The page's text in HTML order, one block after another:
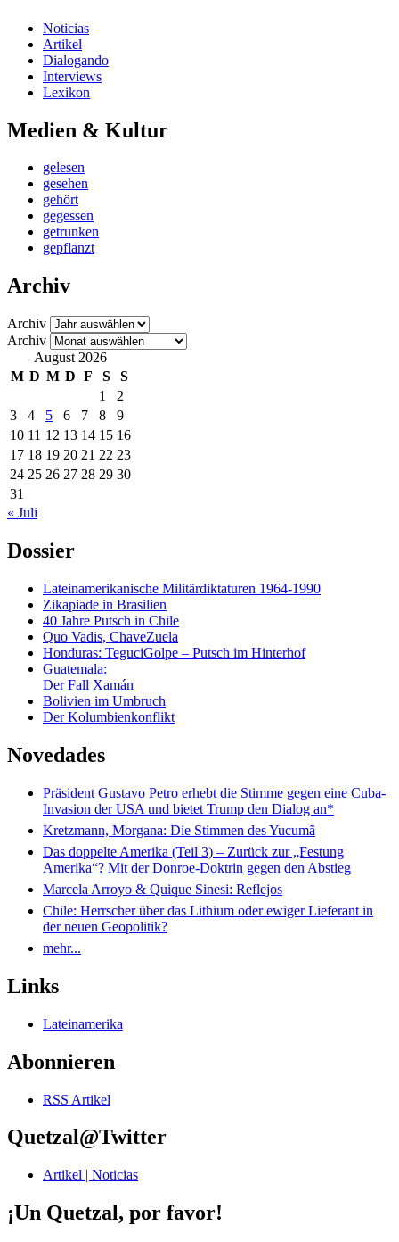
Noticias
Artikel
Dialogando
Interviews
Lexikon
Medien & Kultur
gelesen
gesehen
gehört
gegessen
getrunken
gepflanzt
Archiv
Archiv
Archiv
August 2026
M D M D F S
S
1
2
3
4 5 6 7 8
9
10 11 12 13 14 15 16
17 18 19 20 21 22 23
24 25 26 27 28 29 30
31
« Juli
Dossier
Lateinamerikanische Militärdiktaturen 1964-1990
Zikapiade in Brasilien
40 Jahre Putsch in Chile
Quo Vadis, ChaveZuela
Honduras: TeguciGolpe – Putsch im Hinterhof
Guatemala:
Der Fall Xamán
Bolivien im Umbruch
Der Kolumbienkonflikt
Novedades
Präsident Gustavo Petro erhebt die Stimme gegen eine Cuba-
Invasion der USA und bietet Trump den Dialog an*
Kretzmann, Morgana: Die Stimmen des Yucumã
Das doppelte Amerika (Teil 3) – Zurück zur „Festung
Amerika“? Mit der Donroe-Doktrin gegen den Abstieg
Marcela Arroyo & Quique Sinesi: Reflejos
Chile: Herrscher über das Lithium oder ewiger Lieferant in
der neuen Geopolitik?
mehr...
Links
Lateinamerika
Abonnieren
RSS Artikel
Quetzal@Twitter
Artikel | Noticias
¡Un Quetzal, por favor!